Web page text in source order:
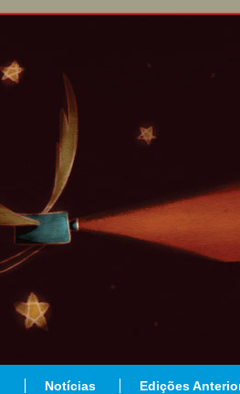
Notícias Edições